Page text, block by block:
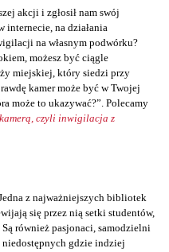
akcji i zgłosił nam swój
internecie, na działania
na własnym podwórku?
możesz być ciągle
miejskiej, który siedzi przy
kamer może być w Twojej
może to ukazywać?”. Polecamy
czyli inwigilacja z
z najważniejszych bibliotek
się przez nią setki studentów,
również pasjonaci, samodzielni
niedostępnych gdzie indziej